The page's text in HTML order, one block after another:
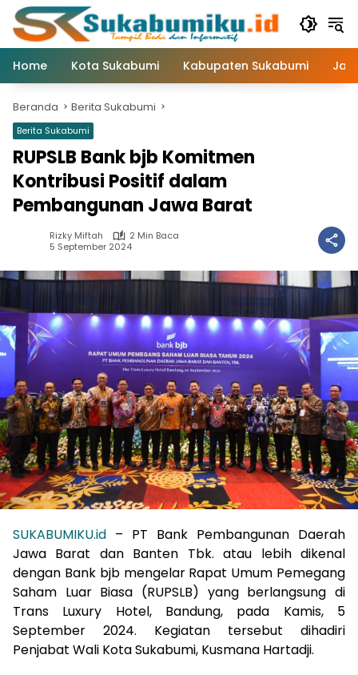
Langsung
konten
Home
Kota Sukabumi Kabupaten Sukabumi
Beranda Berita Sukabumi
Berita Sukabumi
RUPSLB Bank bjb Komitmen
Kontribusi Positif dalam
Pembangunan Jawa Barat
Rizky Miftah
2 Min Baca
5 September 2024
SUKABUMIKU.id – PT Bank Pembangunan Daerah
Jawa Barat dan Banten Tbk. atau lebih dikenal
dengan Bank bjb mengelar Rapat Umum Pemegang
Saham Luar Biasa (RUPSLB) yang berlangsung di
Trans Luxury Hotel, Bandung, pada Kamis, 5
September 2024. Kegiatan tersebut dihadiri
Penjabat Wali Kota Sukabumi, Kusmana Hartadji.